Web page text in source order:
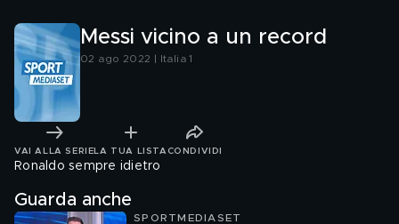
Messi vicino a un record
02 ago 2022 | Italia 1
VAI ALLA SERIE LA TUA LISTA CONDIVIDI
Ronaldo sempre idietro
Guarda anche
SPORTMEDIASET